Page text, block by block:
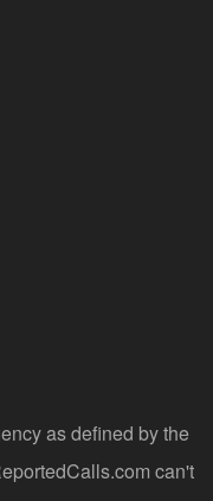
as defined by the
can't